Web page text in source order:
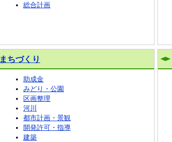
総合計画
まちづくり
助成金
みどり・公園
区画整理
河川
都市計画・景観
開発許可・指導
建築